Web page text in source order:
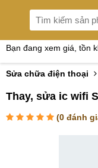
Bạn đang xem giá, tồn
Sửa chữa điện thoại
Thay, sửa ic wifi
(0 đánh